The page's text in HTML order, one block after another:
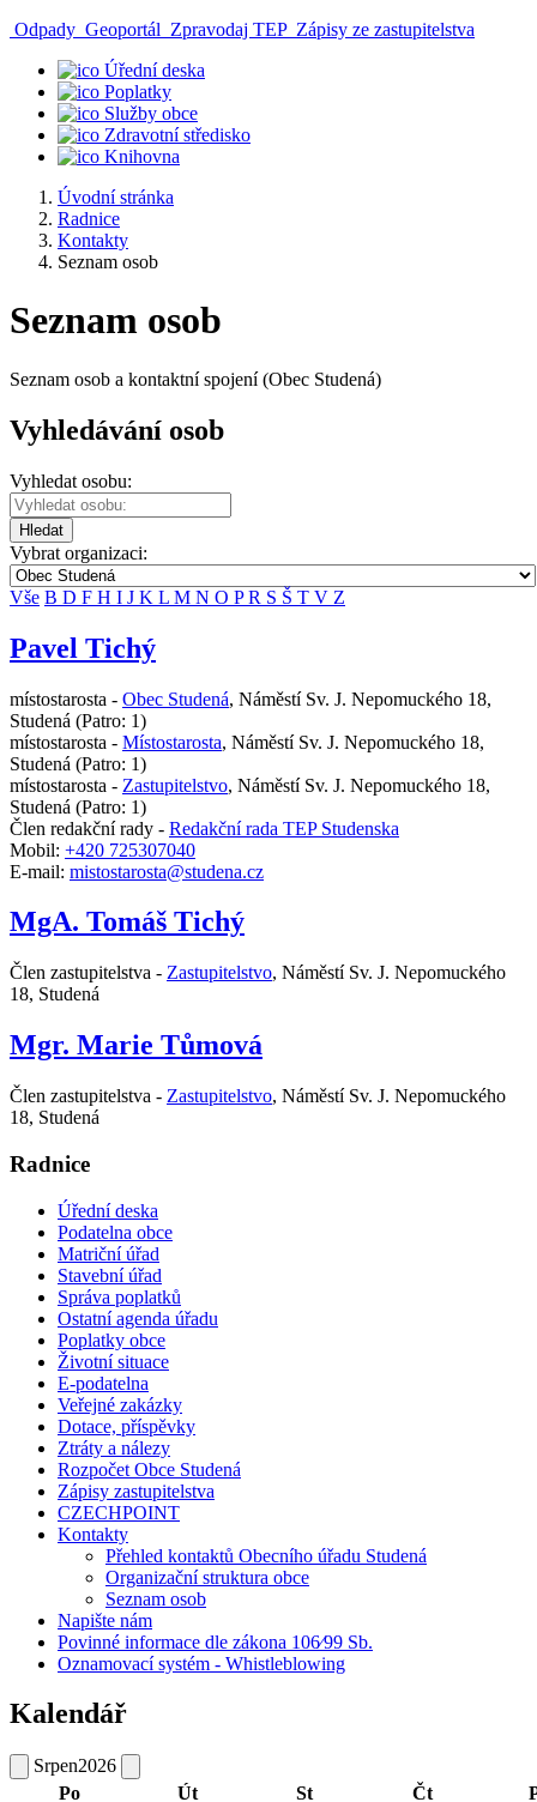
Odpady Geoportál Zpravodaj TEP Zápisy ze zastupitelstva
Úřední deska
Poplatky
Služby obce
Zdravotní středisko
Knihovna
Úvodní stránka
Radnice
Kontakty
Seznam osob
Seznam osob
Seznam osob a kontaktní spojení (Obec Studená)
Vyhledávání osob
Vyhledat osobu:
Hledat
Vybrat organizaci:
Vše B D F H I J K L M N O PR S Š T V Z
Pavel Tichý
místostarosta - Obec Studená, Náměstí Sv. J. Nepomuckého 18,
Studená (Patro: 1)
místostarosta - Místostarosta, Náměstí Sv. J. Nepomuckého 18,
Studená (Patro: 1)
místostarosta - Zastupitelstvo, Náměstí Sv. J. Nepomuckého 18,
Studená (Patro: 1)
Člen redakční rady - Redakční rada TEP Studenska
Mobil: +420 725307040
E-mail: mistostarosta@studena.cz
MgA. Tomáš Tichý
Člen zastupitelstva - Zastupitelstvo, Náměstí Sv. J. Nepomuckého
18, Studená
Mgr. Marie Tůmová
Člen zastupitelstva - Zastupitelstvo, Náměstí Sv. J. Nepomuckého
18, Studená
Radnice
Úřední deska
Podatelna obce
Matriční úřad
Stavební úřad
Správa poplatků
Ostatní agenda úřadu
Poplatky obce
Životní situace
E-podatelna
Veřejné zakázky
Dotace, příspěvky
Ztráty a nálezy
Rozpočet Obce Studená
Zápisy zastupitelstva
CZECHPOINT
Kontakty
Přehled kontaktů Obecního úřadu Studená
Organizační struktura obce
Seznam osob
Napište nám
Povinné informace dle zákona 106⁄99 Sb.
Oznamovací systém - Whistleblowing
Kalendář
Srpen2026
Po
Út St Čt